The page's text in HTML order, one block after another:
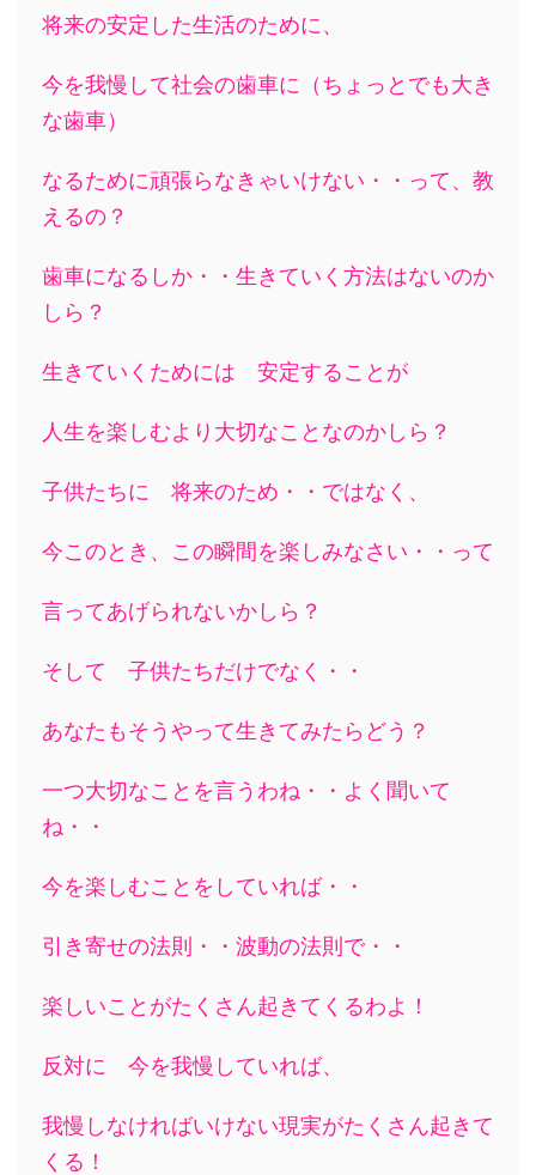
将来の安定した生活のために、
今を我慢して社会の歯車に（ちょっとでも大き
な歯車）
なるために頑張らなきゃいけない・・って、教
えるの？
歯車になるしか・・生きていく方法はないのか
しら？
生きていくためには 安定することが
人生を楽しむより大切なことなのかしら？
子供たちに 将来のため・・ではなく、
今このとき、この瞬間を楽しみなさい・・って
言ってあげられないかしら？
そして 子供たちだけでなく・・
あなたもそうやって生きてみたらどう？
一つ大切なことを言うわね・・よく聞いて
ね・・
今を楽しむことをしていれば・・
引き寄せの法則・・波動の法則で・・
楽しいことがたくさん起きてくるわよ！
反対に 今を我慢していれば、
我慢しなければいけない現実がたくさん起きて
くる！